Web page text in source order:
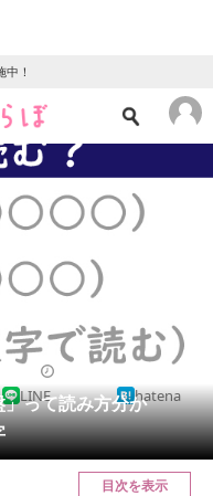
！
ス
チ
って読み方分か
LINE hatena
目次を表示